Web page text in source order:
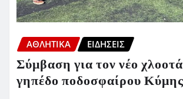
ΑΘΛΗΤΙΚΑ ΕΙΔΗΣΕΙΣ
Σύμβαση για τον νέο
γηπέδο ποδοσφαίρου Κύμης